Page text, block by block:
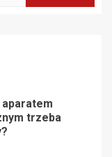
aparatem
trzeba